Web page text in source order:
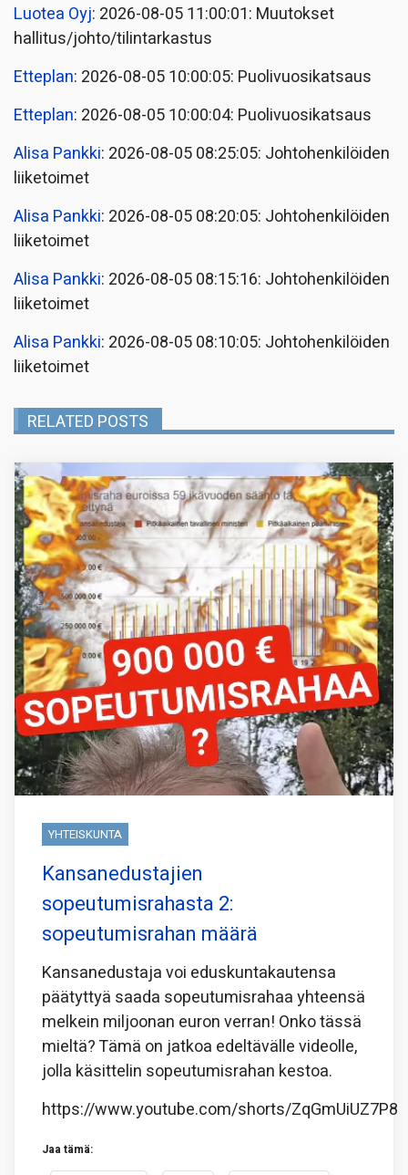
Luotea Oyj: 2026-08-05 11:00:01: Muutokset
hallitus/johto/tilintarkastus
Etteplan: 2026-08-05 10:00:05: Puolivuosikatsaus
Etteplan: 2026-08-05 10:00:04: Puolivuosikatsaus
Alisa Pankki: 2026-08-05 08:25:05: Johtohenkilöiden
liiketoimet
Alisa Pankki: 2026-08-05 08:20:05: Johtohenkilöiden
liiketoimet
Alisa Pankki: 2026-08-05 08:15:16: Johtohenkilöiden
liiketoimet
Alisa Pankki: 2026-08-05 08:10:05: Johtohenkilöiden
liiketoimet
RELATED POSTS
YHTEISKUNTA
Kansanedustajien
sopeutumisrahasta 2:
sopeutumisrahan määrä
Kansanedustaja voi eduskuntakautensa
päätyttyä saada sopeutumisrahaa yhteensä
melkein miljoonan euron verran! Onko tässä
mieltä? Tämä on jatkoa edeltävälle videolle,
jolla käsittelin sopeutumisrahan kestoa.
https://www.youtube.com/shorts/ZqGmUiUZ7P8
Jaa tämä: